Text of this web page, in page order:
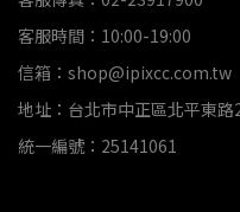
客服時間：10:00-19:00
信箱：shop@ipixcc.com.tw
地址：台北市中正區北平東
統一編號：25141061